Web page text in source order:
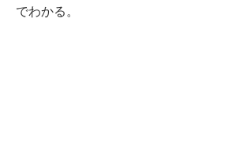
でわかる。